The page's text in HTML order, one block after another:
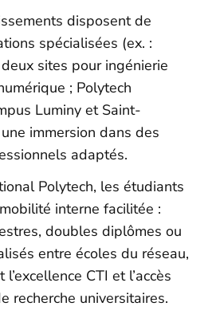
disposent de
spécialisées (ex. :
sites pour ingénierie
; Polytech
Luminy et Saint-
immersion dans des
adaptés.
Polytech, les étudiants
interne facilitée :
doubles diplômes ou
entre écoles du réseau,
CTI et l’accès
recherche universitaires.